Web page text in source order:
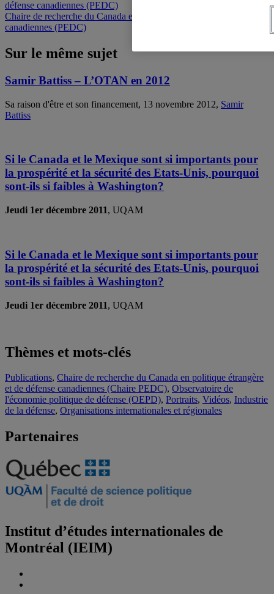
Chaire de recherche du Canada en politiques étrangère et de défense
canadiennes (PEDC)
Sur le même sujet
Samir Battiss – L’OTAN en 2012
Sa raison d'être et son financement, 13 novembre 2012, Samir
Battiss
Si le Canada et le Mexique sont si importants pour
la prospérité et la sécurité des Etats-Unis, pourquoi
sont-ils si faibles à Washington?
Jeudi 1er décembre 2011, UQAM
Si le Canada et le Mexique sont si importants pour
la prospérité et la sécurité des Etats-Unis, pourquoi
sont-ils si faibles à Washington?
Jeudi 1er décembre 2011, UQAM
Thèmes et mots-clés
Publications, Chaire de recherche du Canada en politique étrangère
et de défense canadiennes (Chaire PEDC), Observatoire de
l'économie politique de défense (OEPD), Portraits, Vidéos, Industrie
de la défense, Organisations internationales et régionales
Partenaires
Institut d’études internationales de
Montréal (IEIM)